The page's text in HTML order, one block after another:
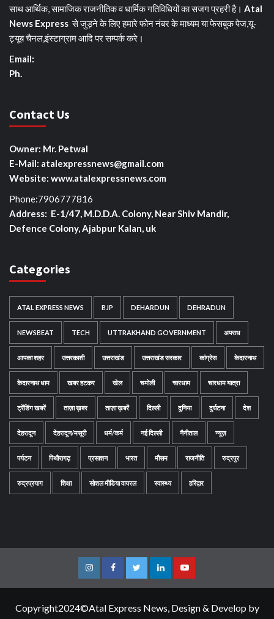
साथ आर्थिक, सामाजिक राजनीतिक व धार्मिक गतिविधियों का सजग प्रहरी है। Atal
News Express से जुड़ने के लिए हमारे फोन नंबर के माध्यम या फेसबुक पेज,यू-
ट्यूब चैनल,इंस्टाग्राम आदि पर सम्पर्क करे।
Email:
Ph.
Contact Us
Owner: Mr. Petwal
E-Mail: atalexpressnews@gmail.com
Website: www.atalexpressnews.com
Phone:7906777816
Address: E-1/47, M.D.D.A. Colony, Near Shiv Mandir,
Defence Colony, Ajabpur Kalan, uk
Categories
ATAL EXPRESS NEWS BJP DEHARDUN DEHRADUN
NEWSBEAT TECH UTTRAKHAND GOVERNMENT अपराध
आपका शहर उत्तरकाशी उत्तराखंड उत्तराखंड सरकार कांग्रेस केदारनाथ
केदारनाथ धाम खबर हटकर खेल चमोली चारधाम चारधाम यात्रा
ट्रेंडिंग खबरें ताज़ा ख़बर ताज़ा ख़बरें दिल्ली दुनिया दुर्घटना देश
देहरादून देहरादून/मसूरी धर्म/कर्म नई दिल्ली नैनीताल न्यूज़
पर्यटन पिथौरागढ़ प्रसाशन भारत मौसम राजनीति रुद्रपुर
रुद्रप्रयाग शिक्षा सोशल मीडिया वायरल स्वास्थ्य हरिद्वार
InstagramFacebookTwitterLinkedinYoutube
Copyright2024©Atal Express News, Design & Develop by